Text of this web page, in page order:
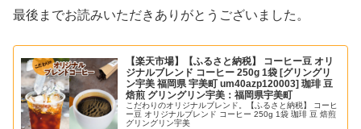
最後までお読みいただきありがとうございました。
【楽天市場】【ふるさと納税】 コーヒー豆 オリ
ジナルブレンド コーヒー 250g 1袋 [グリングリ
ン宇美 福岡県 宇美町 um40azp120003] 珈琲 豆
焙煎 グリングリン宇美：福岡県宇美町
こだわりのオリジナルブレンド。【ふるさと納税】 コーヒ
ー豆 オリジナルブレンド コーヒー 250g 1袋 珈琲 豆 焙煎
グリングリン宇美